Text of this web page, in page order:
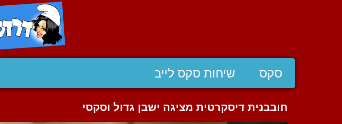
סקס שיחות סקס לייב
חובבנית דיסקרטית מציגה ישבן גדול וסקסי